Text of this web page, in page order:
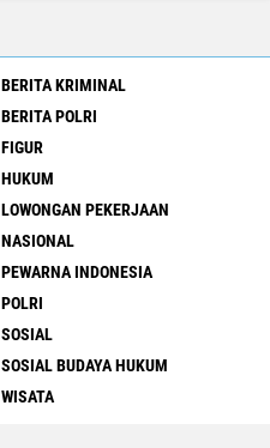
BERITA KRIMINAL
BERITA POLRI
FIGUR
HUKUM
LOWONGAN PEKERJAAN
NASIONAL
PEWARNA INDONESIA
POLRI
SOSIAL
SOSIAL BUDAYA HUKUM
WISATA